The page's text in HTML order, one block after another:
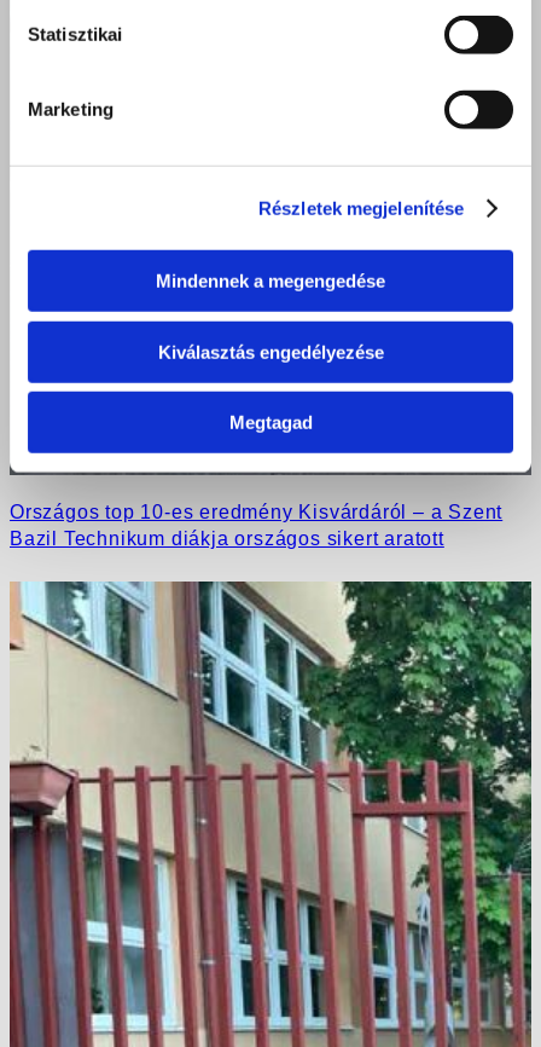
Statisztikai
Marketing
Részletek megjelenítése
Mindennek a megengedése
Kiválasztás engedélyezése
Megtagad
Országos top 10-es eredmény Kisvárdáról – a Szent
Bazil Technikum diákja országos sikert aratott